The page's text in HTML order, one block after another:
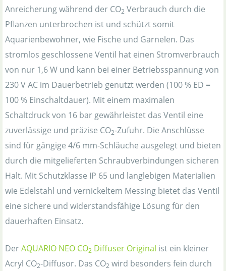
Anreicherung während der CO2 Verbrauch durch die
Pflanzen unterbrochen ist und schützt somit
Aquarienbewohner, wie Fische und Garnelen. Das
stromlos geschlossene Ventil hat einen Stromverbrauch
von nur 1,6 W und kann bei einer Betriebsspannung von
230 V AC im Dauerbetrieb genutzt werden (100 % ED =
100 % Einschaltdauer). Mit einem maximalen
Schaltdruck von 16 bar gewährleistet das Ventil eine
zuverlässige und präzise CO2-Zufuhr. Die Anschlüsse
sind für gängige 4/6 mm-Schläuche ausgelegt und bieten
durch die mitgelieferten Schraubverbindungen sicheren
Halt. Mit Schutzklasse IP 65 und langlebigen Materialien
wie Edelstahl und vernickeltem Messing bietet das Ventil
eine sichere und widerstandsfähige Lösung für den
dauerhaften Einsatz.
DerAQUARIO NEO CO2 Diffuser Original ist ein kleiner
Acryl CO2-Diffusor. Das CO2 wird besonders fein durch